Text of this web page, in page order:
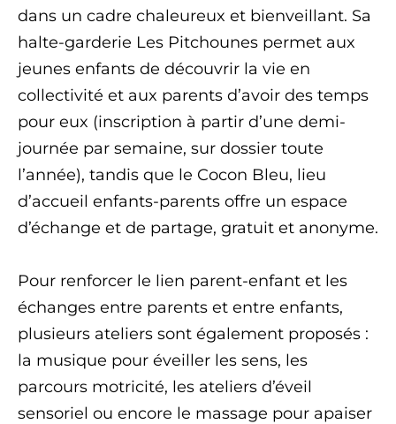
dans un cadre chaleureux et bienveillant. Sa
halte-garderie Les Pitchounes permet aux
jeunes enfants de découvrir la vie en
collectivité et aux parents d’avoir des temps
pour eux (inscription à partir d’une demi-
journée par semaine, sur dossier toute
l’année), tandis que le Cocon Bleu, lieu
d’accueil enfants-parents offre un espace
d’échange et de partage, gratuit et anonyme.
Pour renforcer le lien parent-enfant et les
échanges entre parents et entre enfants,
plusieurs ateliers sont également proposés :
la musique pour éveiller les sens, les
parcours motricité, les ateliers d’éveil
sensoriel ou encore le massage pour apaiser